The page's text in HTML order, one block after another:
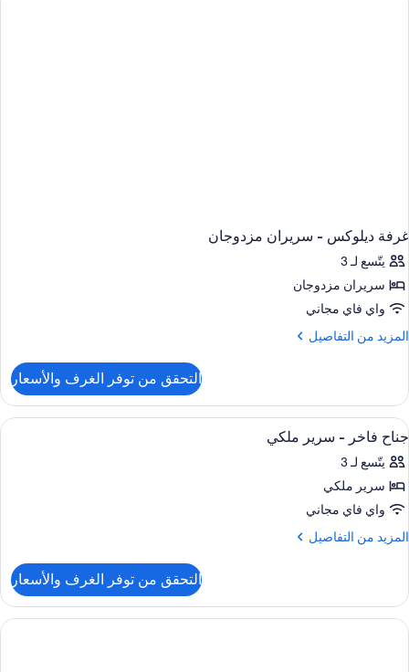
غرفة ديلوكس - سريران مزدوجان
يتّسع لـ 3
سريران مزدوجان
واي فاي مجاني
المزيد من التفاصيل
المزيد
غرفة
ديلوكس
-
سريران
مزدوجان
التحقق من توفر الغرف والأسعار
استعراض
جميع
صور
جناح
فاخر
-
ملاءات للفراش لا تسبب الحساسية
1
جناح فاخر - سرير ملكي
يتّسع لـ 3
سرير ملكي
واي فاي مجاني
المزيد من التفاصيل
المزيد
جناح
فاخر
-
التحقق من توفر الغرف والأسعار